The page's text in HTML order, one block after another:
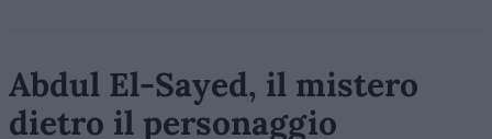
Abdul El-Sayed, il mistero
dietro il personaggio